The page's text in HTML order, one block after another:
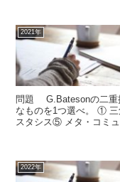
2021年
問題 G.Batesonの二重
なものを1つ選べ。 ①
スタシス⑤ メタ・コミ
2022年